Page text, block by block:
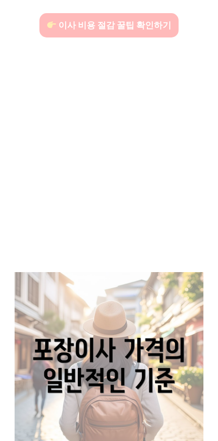
이사 비용 절감 꿀팁 확인하기